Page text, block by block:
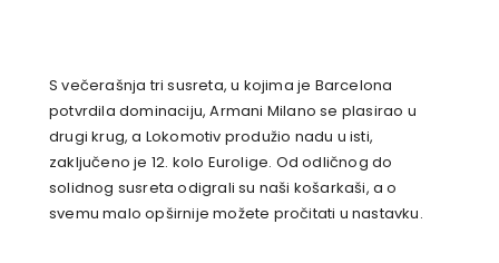
S večerašnja tri susreta, u kojima je Barcelona
potvrdila dominaciju, Armani Milano se plasirao u
drugi krug, a Lokomotiv produžio nadu u isti,
zaključeno je 12. kolo Eurolige. Od odličnog do
solidnog susreta odigrali su naši košarkaši, a o
svemu malo opširnije možete pročitati u nastavku.